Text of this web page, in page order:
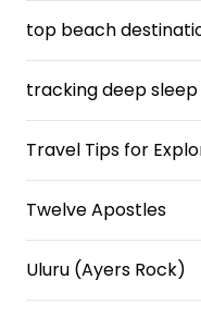
top beach
tracking deep
Travel Tips for
Twelve Apostles
Uluru (Ayers Rock)